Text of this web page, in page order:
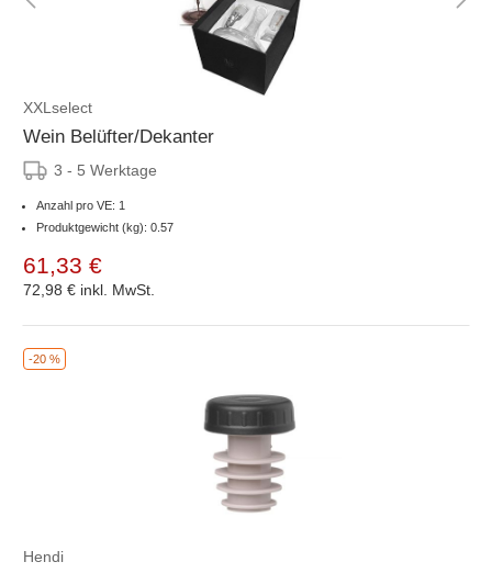
XXLselect
Wein Belüfter/Dekanter
3 - 5 Werktage
Anzahl pro VE: 1
Produktgewicht (kg): 0.57
61,33 €
72,98 € inkl. MwSt.
-20 %
Hendi